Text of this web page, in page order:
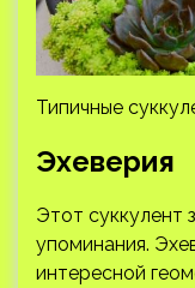
Типичные
Эхеверия
Этот суккулент
упоминания.
интересной